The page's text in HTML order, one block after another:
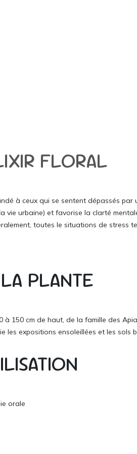
FLORAL
à ceux qui se sentent dépassés
vie urbaine) et favorise la clarté
toutes le situations de stress
PLANTE
150 cm de haut, de la famille des
les expositions ensoleillées et les sols
orale